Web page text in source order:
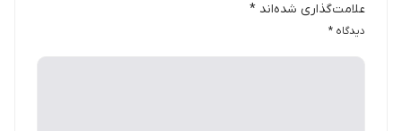
علامت‌گذاری شده‌اند *
دیدگاه *